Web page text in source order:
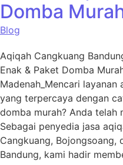
Domba
Blog
Aqiqah Cangkuang
Enak & Paket Domba
Madenah_Mencari
yang terpercaya dengan
domba murah? Anda telah
Sebagai penyedia jasa
Cangkuang, Bojongsoang,
Bandung, kami hadir